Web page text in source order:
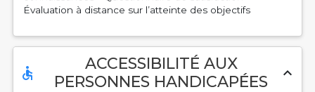
Évaluation à distance sur l’atteinte des objectifs
accessible
ACCESSIBILITÉ AUX
PERSONNES HANDICAPÉES
expand_less